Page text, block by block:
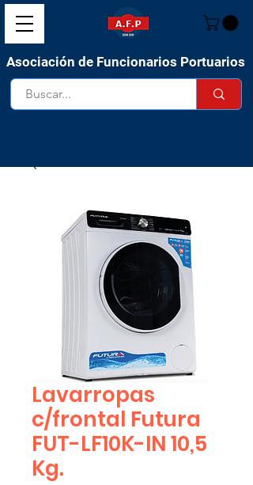
Asociación de Funcionarios Portuarios
Lavarropas
c/frontal Futura
FUT-LF10K-IN 10,5
Kg.